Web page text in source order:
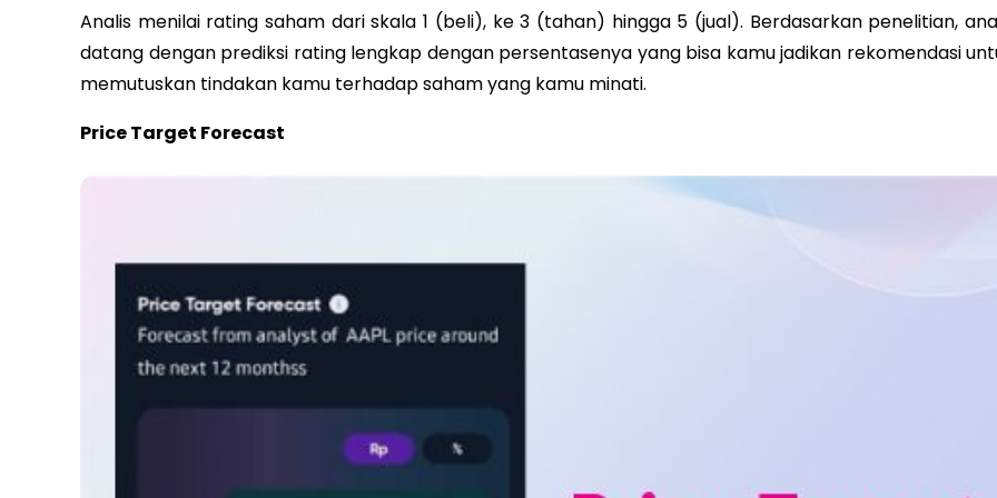
Analis menilai rating saham dari skala 1 (beli), ke 3 (tahan) hingga 5 (jual). Berdasarkan penelitian,
datang dengan prediksi rating lengkap dengan persentasenya yang bisa kamu jadikan rekomendasi
memutuskan tindakan kamu terhadap saham yang kamu minati.
Price Target Forecast